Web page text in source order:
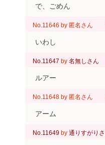
で、ごめん
No.11646 by 匿名さん
いわし
No.11647 by 名無しさん
ルアー
No.11648 by 匿名さん
アーム
No.11649 by 通りすがり